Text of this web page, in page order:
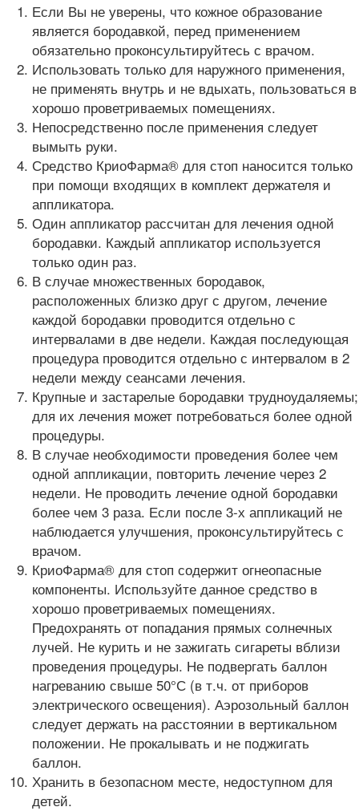
Если Вы не уверены, что кожное образование
является бородавкой, перед применением
обязательно проконсультируйтесь с врачом.
Использовать только для наружного применения,
не применять внутрь и не вдыхать, пользоваться в
хорошо проветриваемых помещениях.
Непосредственно после применения следует
вымыть руки.
Средство КриоФарма® для стоп наносится только
при помощи входящих в комплект держателя и
аппликатора.
Один аппликатор рассчитан для лечения одной
бородавки. Каждый аппликатор используется
только один раз.
В случае множественных бородавок,
расположенных близко друг с другом, лечение
каждой бородавки проводится отдельно с
интервалами в две недели. Каждая последующая
процедура проводится отдельно с интервалом в 2
недели между сеансами лечения.
Крупные и застарелые бородавки трудноудаляемы;
для их лечения может потребоваться более одной
процедуры.
В случае необходимости проведения более чем
одной аппликации, повторить лечение через 2
недели. Не проводить лечение одной бородавки
более чем 3 раза. Если после 3-х аппликаций не
наблюдается улучшения, проконсультируйтесь с
врачом.
КриоФарма® для стоп содержит огнеопасные
компоненты. Используйте данное средство в
хорошо проветриваемых помещениях.
Предохранять от попадания прямых солнечных
лучей. Не курить и не зажигать сигареты вблизи
проведения процедуры. Не подвергать баллон
нагреванию свыше 50°С (в т.ч. от приборов
электрического освещения). Аэрозольный баллон
следует держать на расстоянии в вертикальном
положении. Не прокалывать и не поджигать
баллон.
Хранить в безопасном месте, недоступном для
детей.